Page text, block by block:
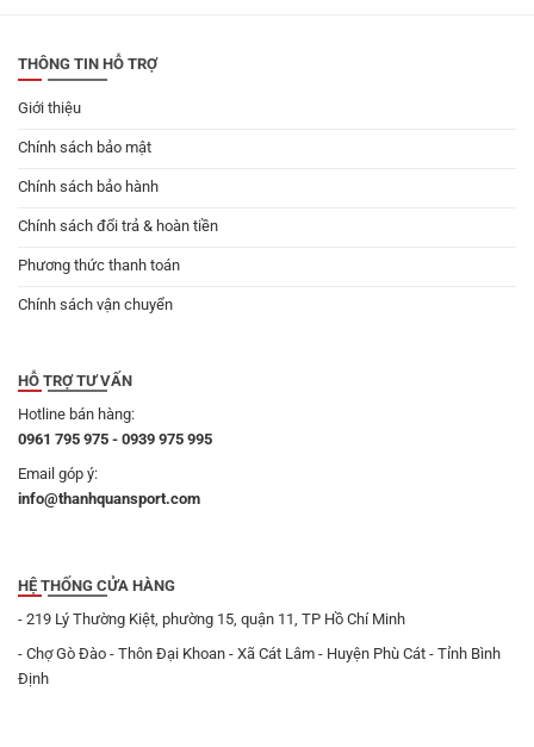
THÔNG TIN HỖ TRỢ
Giới thiệu
Chính sách bảo mật
Chính sách bảo hành
Chính sách đổi trả & hoàn tiền
Phương thức thanh toán
Chính sách vận chuyển
HỖ TRỢ TƯ VẤN
Hotline bán hàng:
0961 795 975 - 0939 975 995
Email góp ý:
info@thanhquansport.com
HỆ THỐNG CỬA HÀNG
- 219 Lý Thường Kiệt, phường 15, quận 11, TP Hồ Chí Minh
- Chợ Gò Đào - Thôn Đại Khoan - Xã Cát Lâm - Huyện Phù Cát - Tỉnh Bình
Định